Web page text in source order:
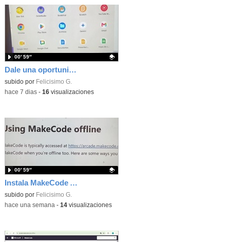
Dale una oportunidad a los Chromebooks y utiliza un proyector para realizar talleres si no tienes pantallas táctiles
Contenido educativo.
subido por Felicisimo G.
00′ 59″
-hace 7 dias- 16visualizaciones
Instala MakeCode Arcade para trabajar offline en tu tablet, ordenador, Chromebook
Contenido educativo.
subido por Felicisimo G.
00′ 59″
-hace una semana - 14visualizaciones